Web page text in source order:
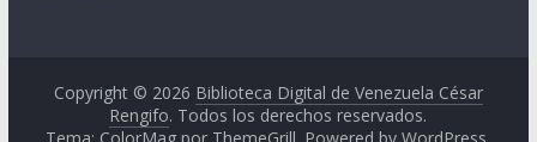
Copyright © 2026 Biblioteca Digital de Venezuela César
Rengifo. Todos los derechos reservados.